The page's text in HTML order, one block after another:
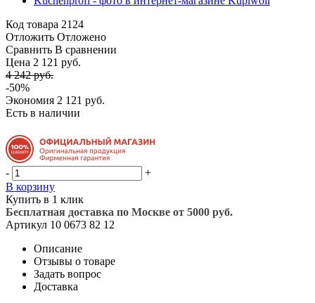
Код товара 2124
Отложить Отложено
Сравнить В сравнении
Цена 2 121 руб.
4 242 руб.
-50%
Экономия 2 121 руб.
Есть в наличии
-
+
В корзину
Купить в 1 клик
Бесплатная доставка по Москве от 5000 руб.
Артикул 10 0673 82 12
Описание
Отзывы о товаре
Задать вопрос
Доставка